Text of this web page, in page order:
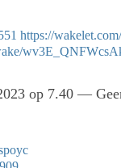
https://
op 7.40 —